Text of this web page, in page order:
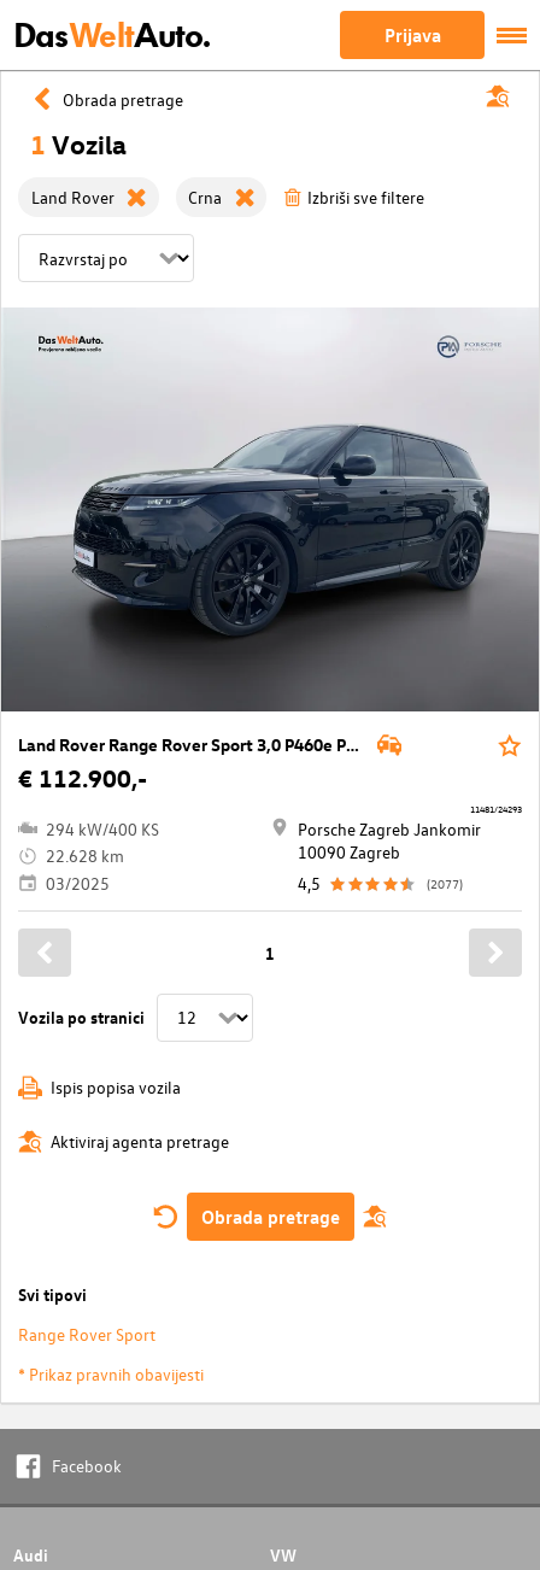
DasWeltAuto. Prijava
Obrada pretrage
1 Vozila
Land Rover Crna Izbriši sve filtere
Land Rover Range Rover Sport 3,0 P460e PHEV SE Aut.
€ 112.900,-
294 kW/400 KS
22.628 km
03/2025
Porsche Zagreb Jankomir
10090 Zagreb
4,5
(2077)
11481/24293
Vozila po stranici
1
Ispis popisa vozila
Aktiviraj agenta pretrage
Obrada pretrage
Svi tipovi
Range Rover Sport
* Prikaz pravnih obavijesti
Facebook
Audi VW